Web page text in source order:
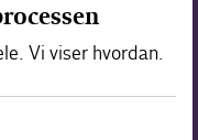
Vi viser hvordan.